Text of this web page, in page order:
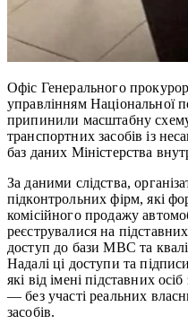
Офіс Генерального
управлінням Національної
припинили масштабну схему
транспортних засобів із
баз даних Міністерства
За даними слідства,
підконтрольних фірм, які
комісійного продажу
реєструвалися на
доступ до бази МВС та
Надалі ці доступи та
які від імені підставних
— без участі реальних
засобів.